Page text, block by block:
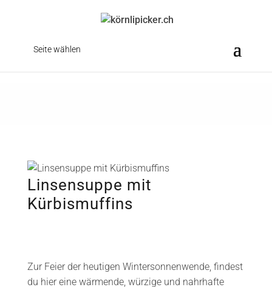
Seite wählen
Linsensuppe mit
Kürbismuffins
Zur Feier der heutigen Wintersonnenwende, findest
du hier eine wärmende, würzige und nahrhafte